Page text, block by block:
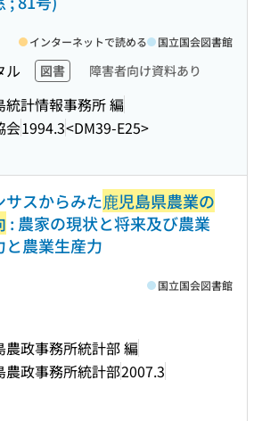
ル 図書 障害者向け資料あり
計情報事務所 編
会1994.3<DM39-E25>
インターネットで読める 国立国会図書館
サスからみた鹿児島県農業の
: 農家の現状と将来及び農業
と農業生産力
政事務所統計部 編
農政事務所統計部2007.3
国立国会図書館